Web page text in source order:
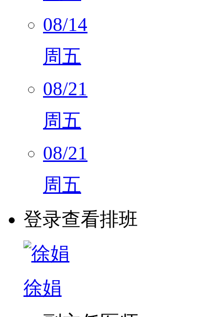
周五
08/21
周五
08/21
周五
登录查看排班
徐娟
副主任医师